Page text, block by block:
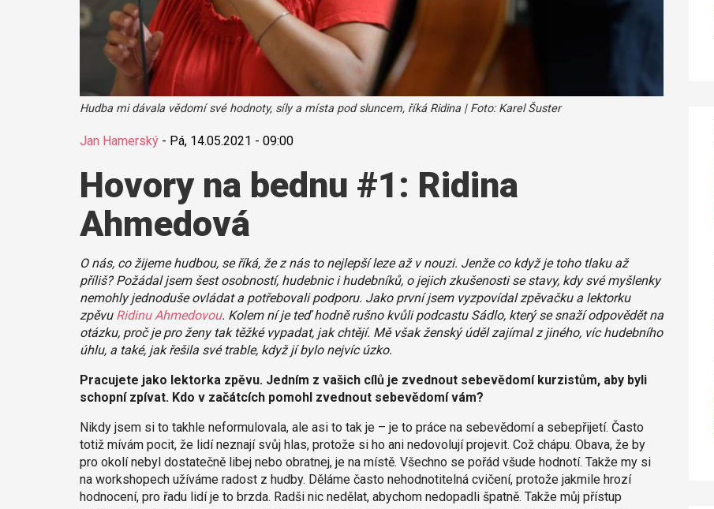
Hudba mi dávala vědomí své hodnoty, síly a místa pod sluncem, říká Ridina | Foto: Karel Šuster
Jan Hamerský- Pá, 14.05.2021 - 09:00
Hovory na bednu #1: Ridina
Ahmedová
O nás, co žijeme hudbou, se říká, že z nás to nejlepší leze až v nouzi. Jenže co když je toho tlaku až
příliš? Požádal jsem šest osobností, hudebnic i hudebníků, o jejich zkušenosti se stavy, kdy své myšlenky
nemohly jednoduše ovládat a potřebovali podporu. Jako první jsem vyzpovídal zpěvačku a lektorku
zpěvu Ridinu Ahmedovou. Kolem ní je teď hodně rušno kvůli podcastu Sádlo, který se snaží odpovědět na
otázku, proč je pro ženy tak těžké vypadat, jak chtějí. Mě však ženský úděl zajímal z jiného, víc hudebního
úhlu, a také, jak řešila své trable, když jí bylo nejvíc úzko.
Pracujete jako lektorka zpěvu. Jedním z vašich cílů je zvednout sebevědomí kurzistům, aby byli
schopní zpívat. Kdo v začátcích pomohl zvednout sebevědomí vám?
Nikdy jsem si to takhle neformulovala, ale asi to tak je – je to práce na sebevědomí a sebepřijetí. Často
totiž mívám pocit, že lidí neznají svůj hlas, protože si ho ani nedovolují projevit. Což chápu. Obava, že by
pro okolí nebyl dostatečně libej nebo obratnej, je na místě. Všechno se pořád všude hodnotí. Takže my si
na workshopech užíváme radost z hudby. Děláme často nehodnotitelná cvičení, protože jakmile hrozí
hodnocení, pro řadu lidí je to brzda. Radši nic nedělat, abychom nedopadli špatně. Takže můj přístup